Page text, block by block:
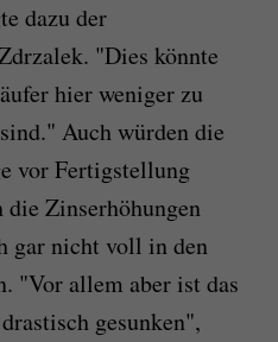
dazu der
"Dies könnte
hier weniger zu
Auch würden die
vor Fertigstellung
die Zinserhöhungen
gar nicht voll in den
"Vor allem aber ist das
gesunken",